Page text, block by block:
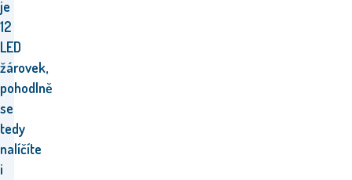
je
12
LED
žárovek,
pohodlně
se
tedy
nalíčíte
i